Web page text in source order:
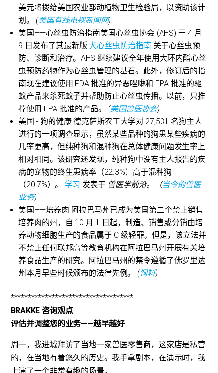
美元将拨给美国农业部动植物卫生检验局，以资助该计
划。
(美国有线电视新闻网)
美国——心丝虫防治指南美国心丝虫协会 (AHS) 于 4 月
9 日发布了其最新版犬心丝虫防治指南 关于心丝虫预
防、诊断和治疗。AHS 继续建议全年使用大环内酯心丝
虫预防药物作为心丝虫管理的基石。此外，修订后的指
南现在建议使用 FDA 批准的异恶唑啉和 EPA 批准的驱
蚊产品来杀死蚊子并帮助防止心丝虫传播。以前，只推
荐使用 EPA 批准的产品。 (美国兽医协会)
美国 - 狗的健康 德克萨斯农工大学对 27,531 名狗主人
进行的一项调查显示，虽然某些品种的狗患某些疾病的
几率更高，但纯种狗和混种狗在总体健康问题发生率上
相对相同。该研究还发现，纯种狗中没有主人报告的疾
病的宠物的终生患病率（22.3%）高于混种狗
（20.7%）。 学习 发表于 兽医学前沿。（当今的兽医
业务)
美国——培养肉 阿拉巴马州已成为美国第二个禁止销售
培养肉的州，自 10 月 1 日起，制造、销售或分销由培
养动物细胞生产的食品属于 C 级轻罪。但是，该立法并
不禁止任何联邦高等教育机构在阿拉巴马州开展有关培
养食品生产的研究。阿拉巴马州的禁令遵循了佛罗里达
州本月早些时候颁布的法律先例。
(饲料)
************************************
BRAKKE 咨询观点
评估并调整您的业务——越早越好
周一，我进城拜访了当地一家兽医零售商，这家店是私营
的，在当地有着悠久的历史。我手拿剧本，在演示时，我
上演了一个非常有趣的场景。